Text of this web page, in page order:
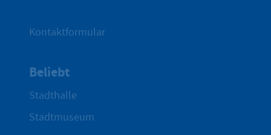
Kontaktformular
Beliebt
Stadthalle
Stadtmuseum